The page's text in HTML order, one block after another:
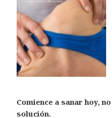
Comience a sanar hoy,
solución.